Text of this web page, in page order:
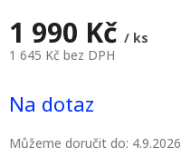
1 990 Kč / ks
1 645 Kč bez DPH
cena:
Na dotaz
Můžeme doručit do: 4.9.2026